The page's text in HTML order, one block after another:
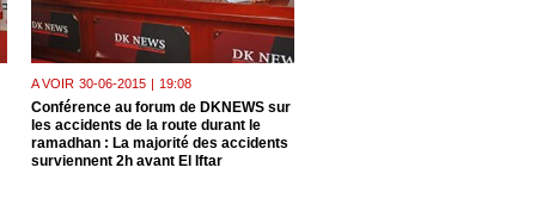
A VOIR 30-06-2015 | 19:08
Conférence au forum de DKNEWS sur
les accidents de la route durant le
ramadhan : La majorité des accidents
surviennent 2h avant El Iftar